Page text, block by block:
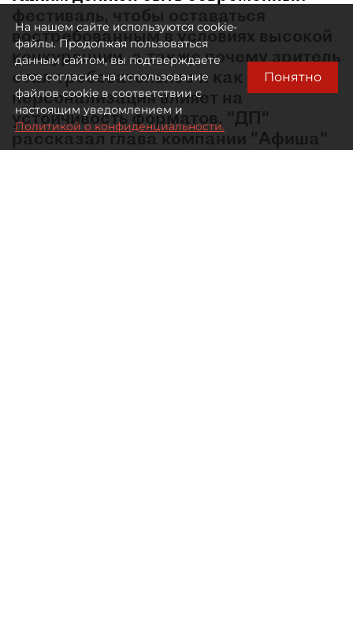
фестиваль, чтобы оставаться
востребованным в условиях высокой
конкуренции, а также почему зритель
стал требовательнее и как
персонализация влияет на
устойчивость форматов, "ДП"
рассказал глава компании "Афиша"
На нашем сайте используются cookie-
файлы. Продолжая пользоваться
данным сайтом, вы подтверждаете
свое согласие на использование
файлов cookie в соответствии с
настоящим уведомлением и
Политикой о конфиденциальности.
Понятно